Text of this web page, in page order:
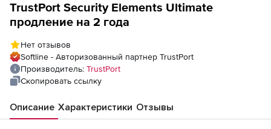
TrustPort Security Elements Ultimate
продление на 2 года
Нет отзывов
Softline - Авторизованный партнер TrustPort
Производитель: TrustPort
Скопировать ссылку
Описание Характеристики Отзывы